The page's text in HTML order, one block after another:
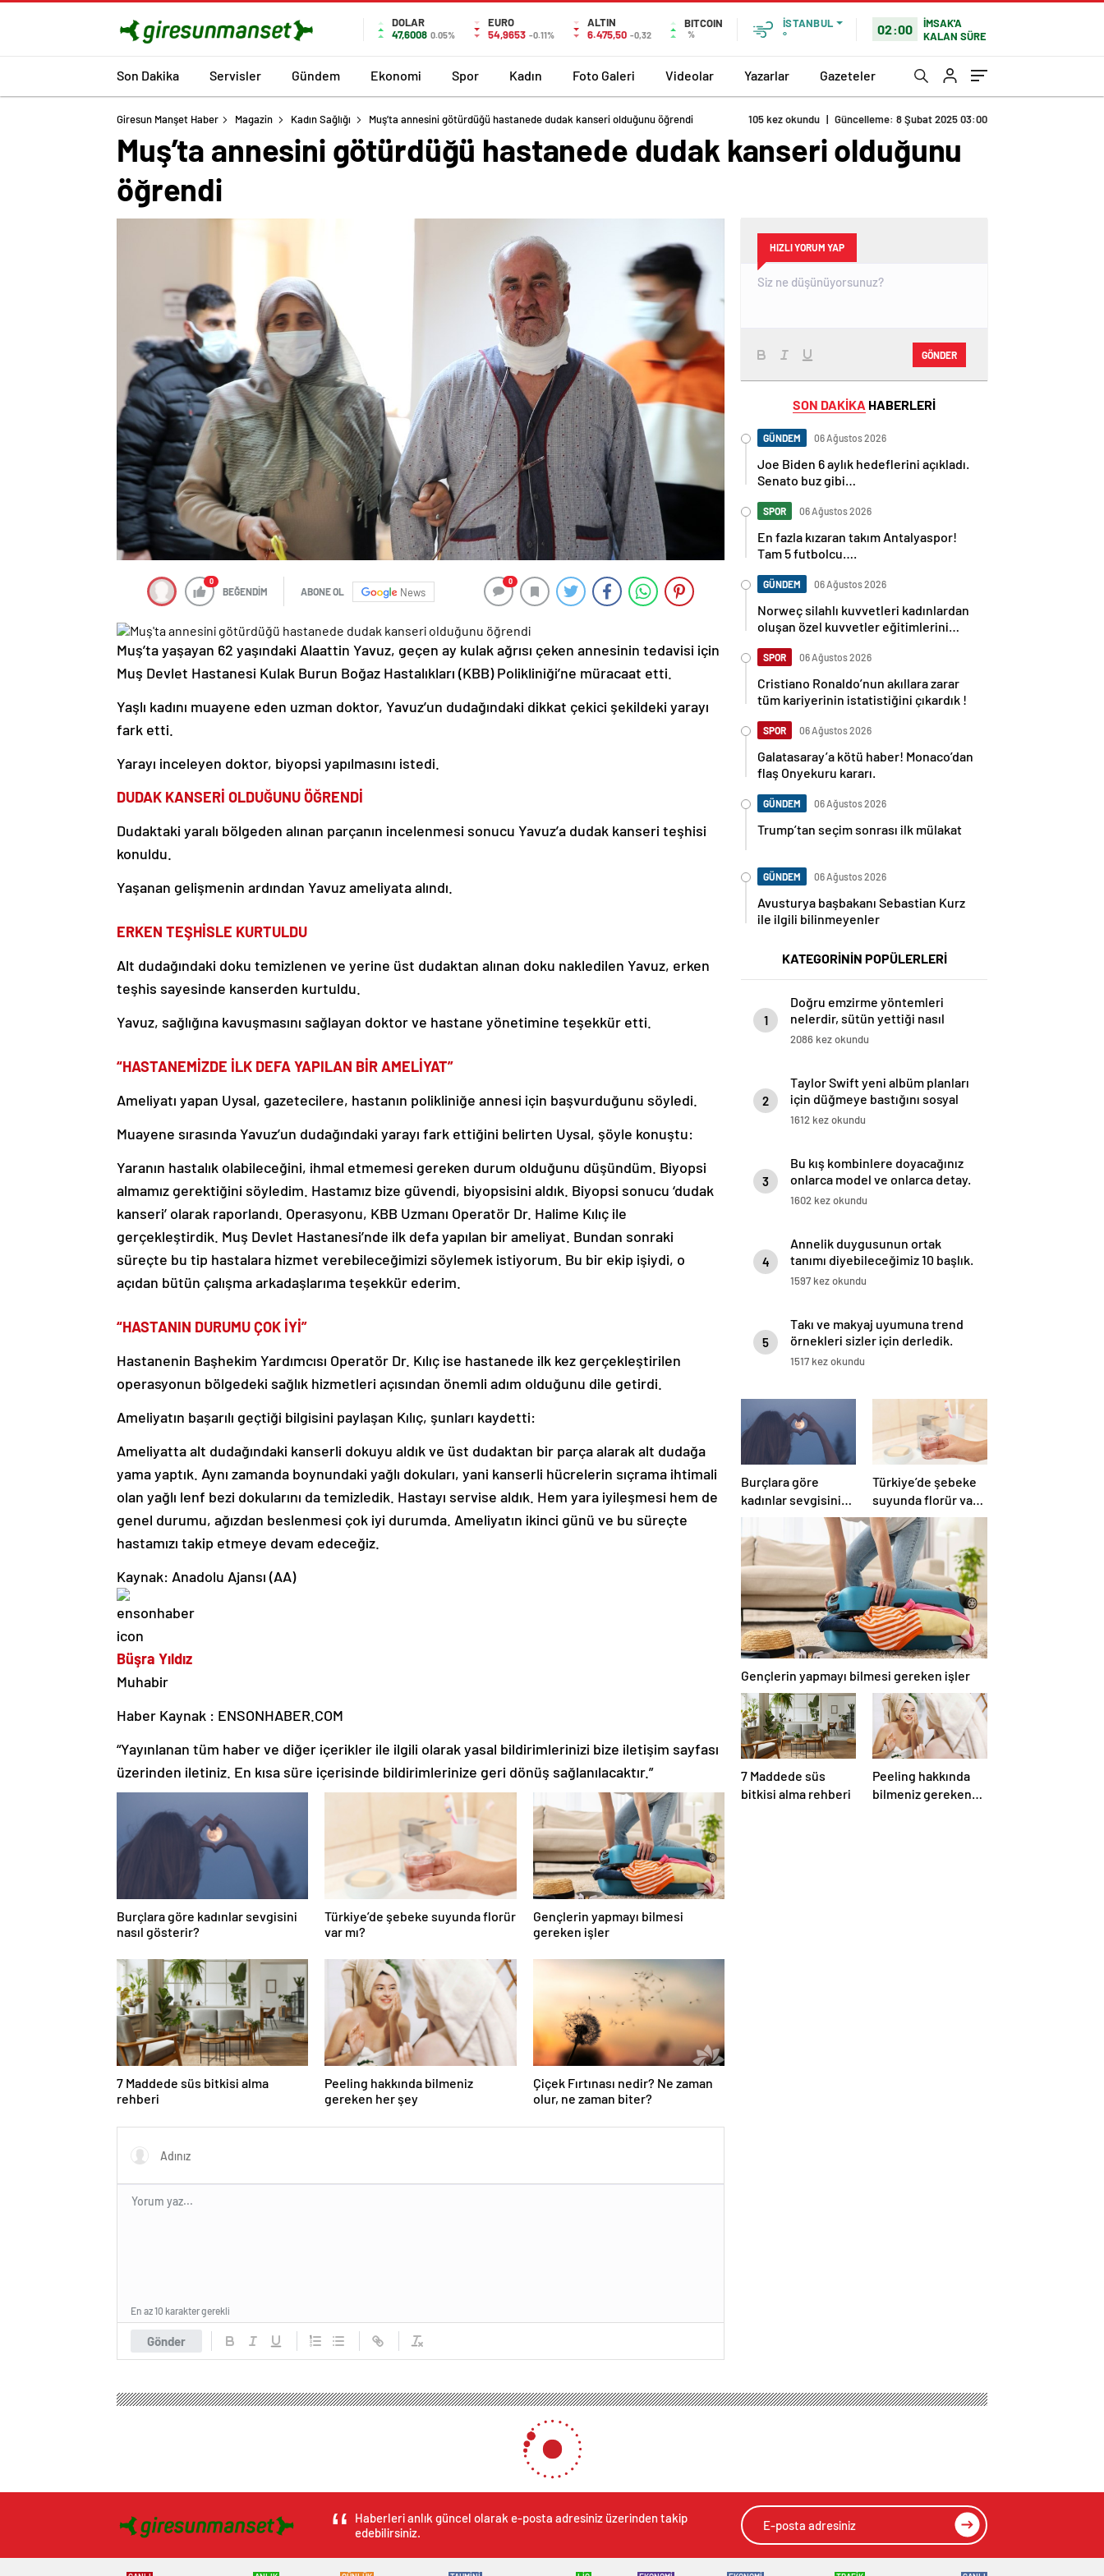
DOLAR
47,6008 0.05%
EURO
54,9653 -0.11%
ALTIN
6.475,50 -0,32
BITCOIN
%
İSTANBUL
°
02:00
İMSAK'A
KALAN SÜRE
Son Dakika Servisler Gündem Ekonomi Spor Kadın Foto Galeri Videolar Yazarlar Gazeteler
Giresun Manşet Haber Magazin Kadın Sağlığı Muş’ta annesini götürdüğü hastanede dudak kanseri olduğunu öğrendi 105 kez okundu | Güncelleme: 8 Şubat 2025 03:00
Muş’ta annesini götürdüğü hastanede dudak kanseri olduğunu
öğrendi
0
BEĞENDİM ABONE OL News
0
Muş’ta yaşayan 62 yaşındaki Alaattin Yavuz, geçen ay kulak ağrısı çeken annesinin tedavisi için
Muş Devlet Hastanesi Kulak Burun Boğaz Hastalıkları (KBB) Polikliniği’ne müracaat etti.
Yaşlı kadını muayene eden uzman doktor, Yavuz’un dudağındaki dikkat çekici şekildeki yarayı
fark etti.
Yarayı inceleyen doktor, biyopsi yapılmasını istedi.
DUDAK KANSERİ OLDUĞUNU ÖĞRENDİ
Dudaktaki yaralı bölgeden alınan parçanın incelenmesi sonucu Yavuz’a dudak kanseri teşhisi
konuldu.
Yaşanan gelişmenin ardından Yavuz ameliyata alındı.
ERKEN TEŞHİSLE KURTULDU
Alt dudağındaki doku temizlenen ve yerine üst dudaktan alınan doku nakledilen Yavuz, erken
teşhis sayesinde kanserden kurtuldu.
Yavuz, sağlığına kavuşmasını sağlayan doktor ve hastane yönetimine teşekkür etti.
“HASTANEMİZDE İLK DEFA YAPILAN BİR AMELİYAT”
Ameliyatı yapan Uysal, gazetecilere, hastanın polikliniğe annesi için başvurduğunu söyledi.
Muayene sırasında Yavuz’un dudağındaki yarayı fark ettiğini belirten Uysal, şöyle konuştu:
Yaranın hastalık olabileceğini, ihmal etmemesi gereken durum olduğunu düşündüm. Biyopsi
almamız gerektiğini söyledim. Hastamız bize güvendi, biyopsisini aldık. Biyopsi sonucu ‘dudak
kanseri’ olarak raporlandı. Operasyonu, KBB Uzmanı Operatör Dr. Halime Kılıç ile
gerçekleştirdik. Muş Devlet Hastanesi’nde ilk defa yapılan bir ameliyat. Bundan sonraki
süreçte bu tip hastalara hizmet verebileceğimizi söylemek istiyorum. Bu bir ekip işiydi, o
açıdan bütün çalışma arkadaşlarıma teşekkür ederim.
“HASTANIN DURUMU ÇOK İYİ”
Hastanenin Başhekim Yardımcısı Operatör Dr. Kılıç ise hastanede ilk kez gerçekleştirilen
operasyonun bölgedeki sağlık hizmetleri açısından önemli adım olduğunu dile getirdi.
Ameliyatın başarılı geçtiği bilgisini paylaşan Kılıç, şunları kaydetti:
Ameliyatta alt dudağındaki kanserli dokuyu aldık ve üst dudaktan bir parça alarak alt dudağa
yama yaptık. Aynı zamanda boynundaki yağlı dokuları, yani kanserli hücrelerin sıçrama ihtimali
olan yağlı lenf bezi dokularını da temizledik. Hastayı servise aldık. Hem yara iyileşmesi hem de
genel durumu, ağızdan beslenmesi çok iyi durumda. Ameliyatın ikinci günü ve bu süreçte
hastamızı takip etmeye devam edeceğiz.
Kaynak: Anadolu Ajansı (AA)
Büşra Yıldız
Muhabir
Haber Kaynak : ENSONHABER.COM
“Yayınlanan tüm haber ve diğer içerikler ile ilgili olarak yasal bildirimlerinizi bize iletişim sayfası
üzerinden iletiniz. En kısa süre içerisinde bildirimlerinize geri dönüş sağlanılacaktır.”
Burçlara göre kadınlar sevgisini
nasıl gösterir?
Türkiye’de şebeke suyunda florür
var mı?
Gençlerin yapmayı bilmesi
gereken işler
7 Maddede süs bitkisi alma
rehberi
Peeling hakkında bilmeniz
gereken her şey
Çiçek Fırtınası nedir? Ne zaman
olur, ne zaman biter?
Gönder
En az 10 karakter gerekli
HIZLI YORUM YAP
GÖNDER
SON DAKİKA HABERLERİ
GÜNDEM 06 Ağustos 2026
Joe Biden 6 aylık hedeflerini açıkladı.
Senato buz gibi…
SPOR 06 Ağustos 2026
En fazla kızaran takım Antalyaspor!
Tam 5 futbolcu….
GÜNDEM 06 Ağustos 2026
Norweç silahlı kuvvetleri kadınlardan
oluşan özel kuvvetler eğitimlerini
SPOR 06 Ağustos 2026
Cristiano Ronaldo’nun akıllara zarar
tüm kariyerinin istatistiğini çıkardık !
SPOR 06 Ağustos 2026
Galatasaray’a kötü haber! Monaco’dan
flaş Onyekuru kararı.
GÜNDEM 06 Ağustos 2026
Trump’tan seçim sonrası ilk mülakat
GÜNDEM 06 Ağustos 2026
Avusturya başbakanı Sebastian Kurz
ile ilgili bilinmeyenler
KATEGORİNİN POPÜLERLERİ
1
Doğru emzirme yöntemleri
nelerdir, sütün yettiği nasıl
anlaşılır?
2086 kez okundu
2
Taylor Swift yeni albüm planları
için düğmeye bastığını sosyal
medyadan duyurdu!
1612 kez okundu
3
Bu kış kombinlere doyacağınız
onlarca model ve onlarca detay.
1602 kez okundu
4
Annelik duygusunun ortak
tanımı diyebileceğimiz 10 başlık.
1597 kez okundu
5
Takı ve makyaj uyumuna trend
örnekleri sizler için derledik.
1517 kez okundu
Burçlara göre
kadınlar sevgisini
nasıl gösterir?
Türkiye’de şebeke
suyunda florür var
mı?
Gençlerin yapmayı bilmesi gereken işler
7 Maddede süs
bitkisi alma rehberi
Peeling hakkında
bilmeniz gereken
Haberleri anlık güncel olarak e-posta adresiniz üzerinden takip
edebilirsiniz.